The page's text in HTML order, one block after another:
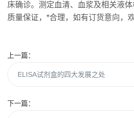
床确诊。测定血清、血浆及相关液
质量保证，*合理，如有订货意向，
上一篇：
ELISA试剂盒的四大发展之处
下一篇：